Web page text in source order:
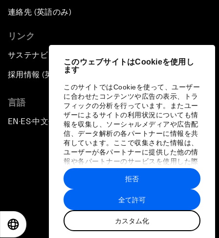
このウェブサイトはCookieを使用し
ます
このサイトではCookieを使って、ユーザー
に合わせたコンテンツや広告の表示、トラ
フィックの分析を行っています。またユー
ザーによるサイトの利用状況についても情
報を収集し、ソーシャルメディアや広告配
信、データ解析の各パートナーに情報を共
有しています。ここで収集された情報は、
ユーザーが各パートナーに提供した他の情
報や各パートナーのサービスを使用した際
に収集された情報と組み合わされ、各パー
トナーによって使用されることがありま
す。
全て許可
カスタム化
拒否
連絡先 (英語のみ)
リンク
サステナビリティへの取り組み
採用情報 (英語のみ)
言語
EN ▪ ES▪中文▪ 日本語
プライバシーポリシーと利用規約
サイトマップ
©
世界経済フォーラム